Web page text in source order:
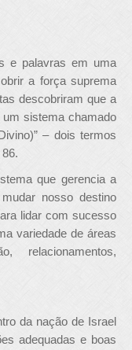
e palavras em uma
a força suprema
descobriram que a
sistema chamado
– dois termos
que gerencia a
nosso destino
lidar com sucesso
variedade de áreas
relacionamentos,
da nação de Israel
adequadas e boas